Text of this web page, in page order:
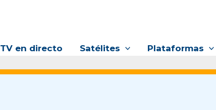
TV en directo Satélites Plataformas